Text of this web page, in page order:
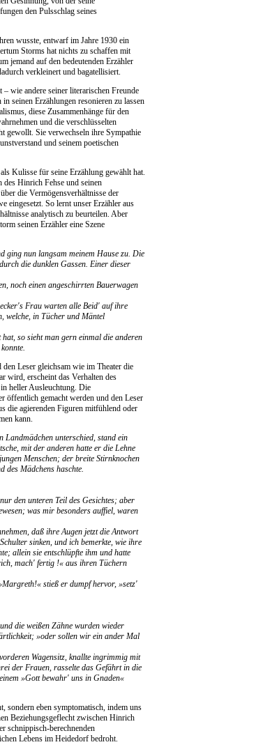
den Pulsschlag seines
wusste, entwarf im Jahre 1930 ein
Storms hat nichts zu schaffen mit
jemand auf den bedeutenden Erzähler
verkleinert und bagatellisiert.
wie andere seiner literarischen Freunde
seinen Erzählungen resonieren zu lassen
diese Zusammenhänge für den
und die verschlüsselten
gewollt. Sie verwechseln ihre Sympathie
und seinem poetischen
Kulisse für seine Erzählung gewählt hat.
Hinrich Fehse und seinen
die Vermögensverhältnisse der
eingesetzt. So lernt unser Erzähler aus
analytisch zu beurteilen. Aber
seinen Erzähler eine Szene
ging nun langsam meinem Hause zu. Die
die dunklen Gassen. Einer dieser
noch einen angeschirrten Bauerwagen
Frau warten alle Beid' auf ihre
welche, in Tücher und Mäntel
so sieht man gern einmal die anderen
Leser gleichsam wie im Theater die
wird, erscheint das Verhalten des
heller Ausleuchtung. Die
öffentlich gemacht werden und den Leser
die agierenden Figuren mitfühlend oder
kann.
Landmädchen unterschied, stand ein
mit der anderen hatte er die Lehne
Menschen; der breite Stirnknochen
des Mädchens haschte.
den unteren Teil des Gesichtes; aber
was mir besonders auffiel, waren
daß ihre Augen jetzt die Antwort
sinken, und ich bemerkte, wie ihre
allein sie entschlüpfte ihm und hatte
mach' fertig !« aus ihren Tüchern
stieß er dumpf hervor, »setz'
die weißen Zähne wurden wieder
»oder sollen wir ein ander Mal
Wagensitz, knallte ingrimmig mit
der Frauen, rasselte das Gefährt in die
»Gott bewahr' uns in Gnaden«
sondern eben symptomatisch, indem uns
Beziehungsgeflecht zwischen Hinrich
schnippisch-berechnenden
Lebens im Heidedorf bedroht.